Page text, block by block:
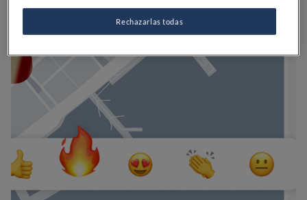
Rechazarlas todas